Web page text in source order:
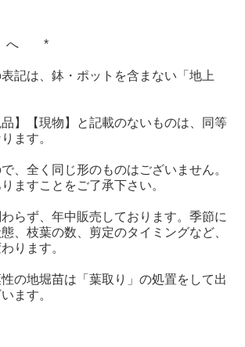
へ *
記は、鉢・ポットを含まない「地上
】【現物】と記載のないものは、同等
ます。
、全く同じ形のものはございません。
ますことをご了承下さい。
らず、年中販売しております。季節に
、枝葉の数、剪定のタイミングなど、
ります。
の地堀苗は「葉取り」の処置をして出
ます。